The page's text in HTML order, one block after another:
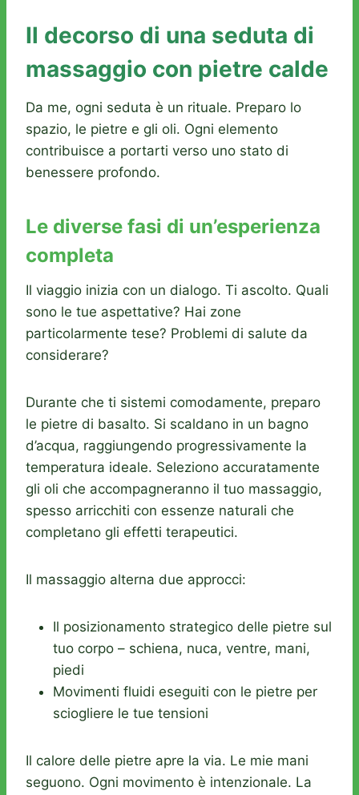
Il decorso di una seduta di
massaggio con pietre calde
Da me, ogni seduta è un rituale. Preparo lo
spazio, le pietre e gli oli. Ogni elemento
contribuisce a portarti verso uno stato di
benessere profondo.
Le diverse fasi di un’esperienza
completa
Il viaggio inizia con un dialogo. Ti ascolto. Quali
sono le tue aspettative? Hai zone
particolarmente tese? Problemi di salute da
considerare?
Durante che ti sistemi comodamente, preparo
le pietre di basalto. Si scaldano in un bagno
d’acqua, raggiungendo progressivamente la
temperatura ideale. Seleziono accuratamente
gli oli che accompagneranno il tuo massaggio,
spesso arricchiti con essenze naturali che
completano gli effetti terapeutici.
Il massaggio alterna due approcci:
Il posizionamento strategico delle pietre sul
tuo corpo – schiena, nuca, ventre, mani,
piedi
Movimenti fluidi eseguiti con le pietre per
sciogliere le tue tensioni
Il calore delle pietre apre la via. Le mie mani
seguono. Ogni movimento è intenzionale. La